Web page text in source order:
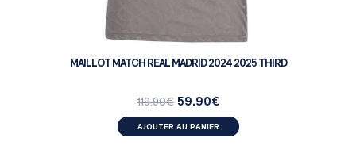
MAILLOT MATCH REAL MADRID 2024 2025 THIRD
119.90€ 59.90€
AJOUTER AU PANIER